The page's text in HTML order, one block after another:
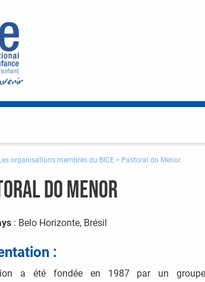
Les organisations membres du BICE > Pastoral do Menor
do Menor
: Belo Horizonte, Brésil
:
a été fondée en 1987 par un